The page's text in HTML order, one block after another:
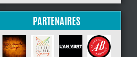
PARTENAIRES